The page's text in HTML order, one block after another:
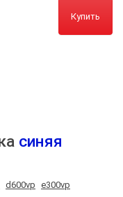
Купить
синяя
d600vp e300vp